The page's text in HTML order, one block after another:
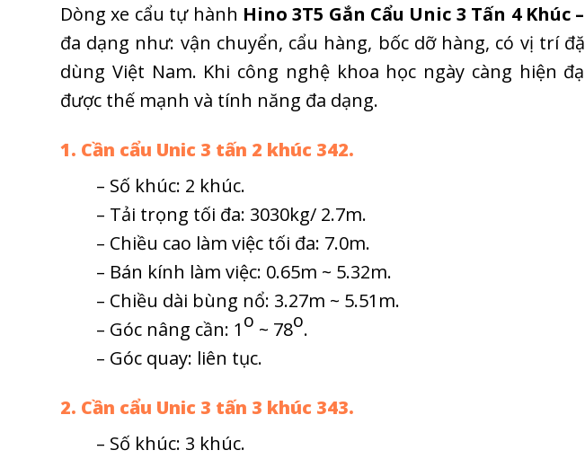
Dòng xe cẩu tự hành Hino 3T5 Gắn Cẩu Unic 3 Tấn 4 Khúc
đa dạng như: vận chuyển, cẩu hàng, bốc dỡ hàng, có vị trí
dùng Việt Nam. Khi công nghệ khoa học ngày càng hiện
được thế mạnh và tính năng đa dạng.
1. Cần cẩu Unic 3 tấn 2 khúc 342.
– Số khúc: 2 khúc.
– Tải trọng tối đa: 3030kg/ 2.7m.
– Chiều cao làm việc tối đa: 7.0m.
– Bán kính làm việc: 0.65m ~ 5.32m.
– Chiều dài bùng nổ: 3.27m ~ 5.51m.
– Góc nâng cần: 1o ~ 78o.
– Góc quay: liên tục.
2. Cần cẩu Unic 3 tấn 3 khúc 343.
– Số khúc: 3 khúc.